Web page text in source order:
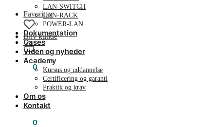
Favoritter
Bliv kunde
kr. 0
LAN-SWITCH
LAN-RACK
POWER-LAN
Dokumentation
Cases
Viden og nyheder
Academy
Kursus og uddannelse
Certificering og garanti
Praktik og krav
Om os
Kontakt
0